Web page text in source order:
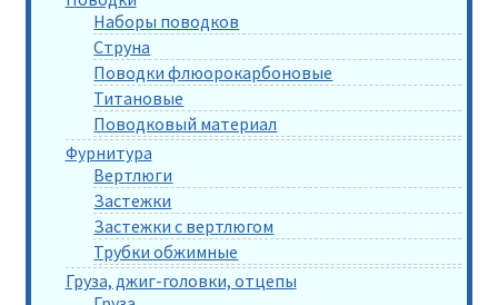
Наборы поводков
Струна
Поводки флюорокарбоновые
Титановые
Поводковый материал
Фурнитура
Вертлюги
Застежки
Застежки с вертлюгом
Трубки обжимные
Груза, джиг-головки, отцепы